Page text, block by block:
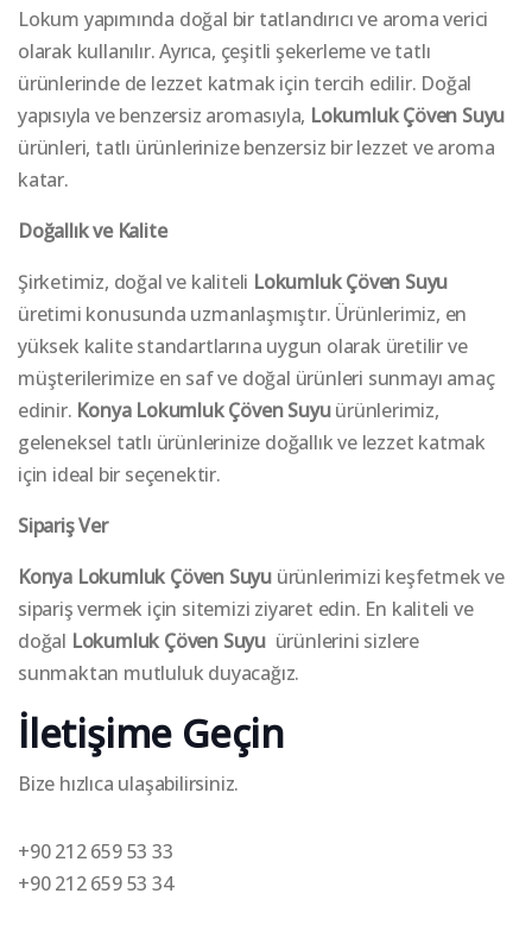
Lokum yapımında doğal bir tatlandırıcı ve aroma verici
olarak kullanılır. Ayrıca, çeşitli şekerleme ve tatlı
ürünlerinde de lezzet katmak için tercih edilir. Doğal
yapısıyla ve benzersiz aromasıyla, Lokumluk Çöven Suyu
ürünleri, tatlı ürünlerinize benzersiz bir lezzet ve aroma
katar.
Doğallık ve Kalite
Şirketimiz, doğal ve kaliteli Lokumluk Çöven Suyu
üretimi konusunda uzmanlaşmıştır. Ürünlerimiz, en
yüksek kalite standartlarına uygun olarak üretilir ve
müşterilerimize en saf ve doğal ürünleri sunmayı amaç
edinir. Konya Lokumluk Çöven Suyuürünlerimiz,
geleneksel tatlı ürünlerinize doğallık ve lezzet katmak
için ideal bir seçenektir.
Sipariş Ver
Konya Lokumluk Çöven Suyu ürünlerimizi keşfetmek ve
sipariş vermek için sitemizi ziyaret edin. En kaliteli ve
doğal Lokumluk Çöven Suyu ürünlerini sizlere
sunmaktan mutluluk duyacağız.
İletişime Geçin
Bize hızlıca ulaşabilirsiniz.
+90 212 659 53 33
+90 212 659 53 34